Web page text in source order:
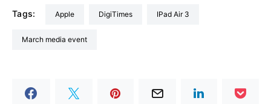
Tags: Apple DigiTimes iPad Air 3
march media event